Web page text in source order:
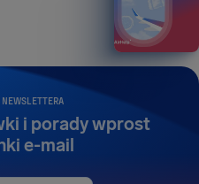
i porady wprost
e-mail